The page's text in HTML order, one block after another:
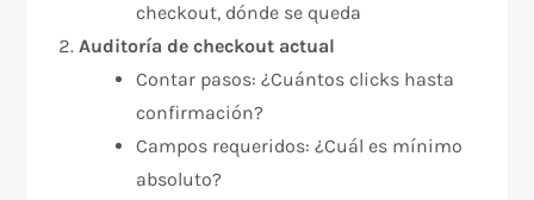
checkout, dónde se queda
Auditoría de checkout actual
Contar pasos: ¿Cuántos clicks hasta
confirmación?
Campos requeridos: ¿Cuál es mínimo
absoluto?